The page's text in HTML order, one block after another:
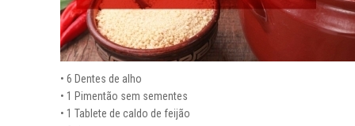
• 6 Dentes de alho
• 1 Pimentão sem sementes
• 1 Tablete de caldo de feijão